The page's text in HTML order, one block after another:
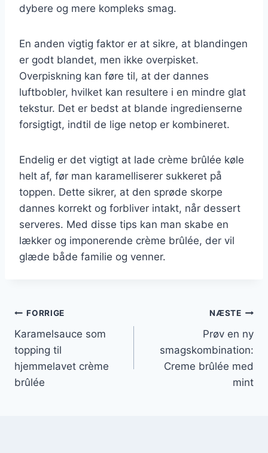
dybere og mere kompleks smag.
En anden vigtig faktor er at sikre, at blandingen
er godt blandet, men ikke overpisket.
Overpiskning kan føre til, at der dannes
luftbobler, hvilket kan resultere i en mindre glat
tekstur. Det er bedst at blande ingredienserne
forsigtigt, indtil de lige netop er kombineret.
Endelig er det vigtigt at lade crème brûlée køle
helt af, før man karamelliserer sukkeret på
toppen. Dette sikrer, at den sprøde skorpe
dannes korrekt og forbliver intakt, når dessert
serveres. Med disse tips kan man skabe en
lækker og imponerende crème brûlée, der vil
glæde både familie og venner.
Indlægsnavigation
FORRIGE
Karamelsauce som
topping til
hjemmelavet crème
brûlée
NÆSTE
Prøv en ny
smagskombination:
Creme brûlée med
mint